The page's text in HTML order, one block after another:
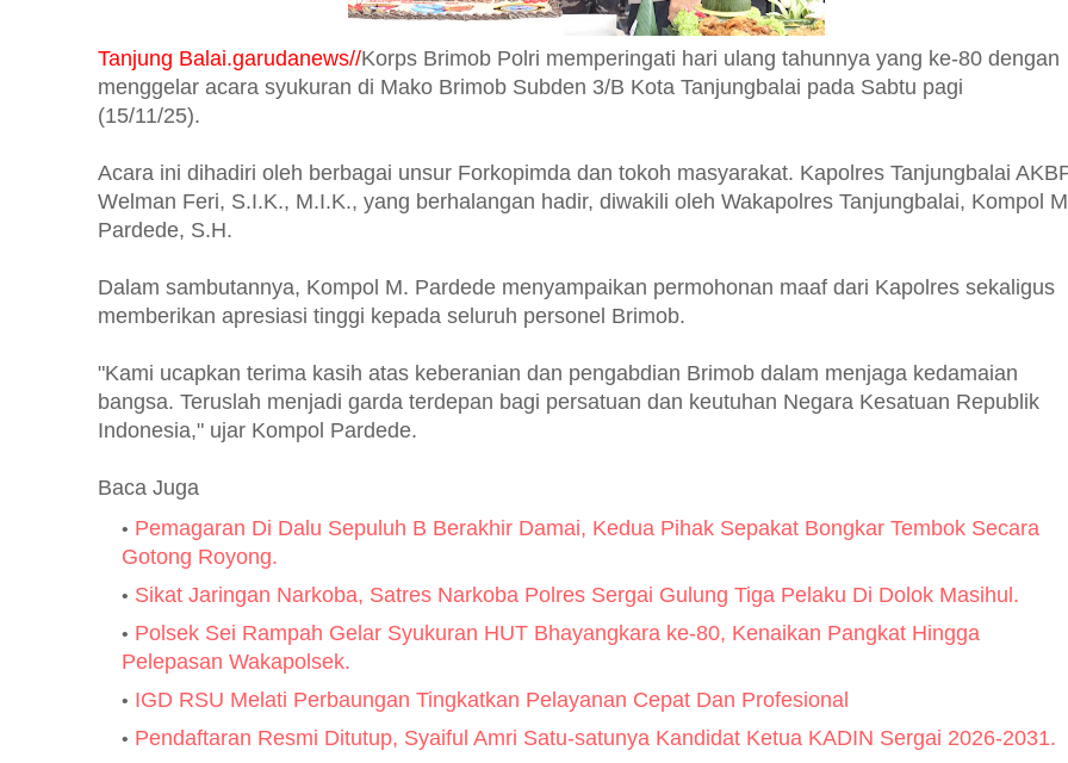
Tanjung Balai.garudanews//Korps Brimob Polri memperingati hari ulang tahunnya yang ke-80 dengan
menggelar acara syukuran di Mako Brimob Subden 3/B Kota Tanjungbalai pada Sabtu pagi
(15/11/25).
Acara ini dihadiri oleh berbagai unsur Forkopimda dan tokoh masyarakat. Kapolres Tanjungbalai
Welman Feri, S.I.K., M.I.K., yang berhalangan hadir, diwakili oleh Wakapolres Tanjungbalai, Kompol
Pardede, S.H.
Dalam sambutannya, Kompol M. Pardede menyampaikan permohonan maaf dari Kapolres sekaligus
memberikan apresiasi tinggi kepada seluruh personel Brimob.
"Kami ucapkan terima kasih atas keberanian dan pengabdian Brimob dalam menjaga kedamaian
bangsa. Teruslah menjadi garda terdepan bagi persatuan dan keutuhan Negara Kesatuan Republik
Indonesia," ujar Kompol Pardede.
Baca Juga
Pemagaran Di Dalu Sepuluh B Berakhir Damai, Kedua Pihak Sepakat Bongkar Tembok Secara
Gotong Royong.
Sikat Jaringan Narkoba, Satres Narkoba Polres Sergai Gulung Tiga Pelaku Di Dolok Masihul.
Polsek Sei Rampah Gelar Syukuran HUT Bhayangkara ke-80, Kenaikan Pangkat Hingga
Pelepasan Wakapolsek.
IGD RSU Melati Perbaungan Tingkatkan Pelayanan Cepat Dan Profesional
Pendaftaran Resmi Ditutup, Syaiful Amri Satu-satunya Kandidat Ketua KADIN Sergai 2026-2031.